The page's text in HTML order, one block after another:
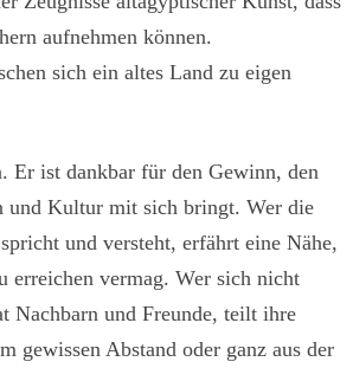
aufnehmen können.
sich ein altes Land zu eigen
Er ist dankbar für den Gewinn, den
und Kultur mit sich bringt. Wer die
und versteht, erfährt eine Nähe,
erreichen vermag. Wer sich nicht
Nachbarn und Freunde, teilt ihre
gewissen Abstand oder ganz aus der